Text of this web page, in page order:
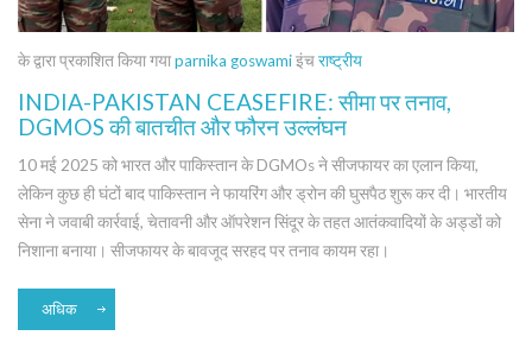
के द्वारा प्रकाशित किया गयाparnika goswamiइंचराष्ट्रीय
INDIA-PAKISTAN CEASEFIRE: सीमा पर तनाव,
DGMOS की बातचीत और फौरन उल्लंघन
10 मई 2025 को भारत और पाकिस्तान के DGMOs ने सीजफायर का एलान किया,
लेकिन कुछ ही घंटों बाद पाकिस्तान ने फायरिंग और ड्रोन की घुसपैठ शुरू कर दी। भारतीय
सेना ने जवाबी कार्रवाई, चेतावनी और ऑपरेशन सिंदूर के तहत आतंकवादियों के अड्डों को
निशाना बनाया। सीजफायर के बावजूद सरहद पर तनाव कायम रहा।
अधिक